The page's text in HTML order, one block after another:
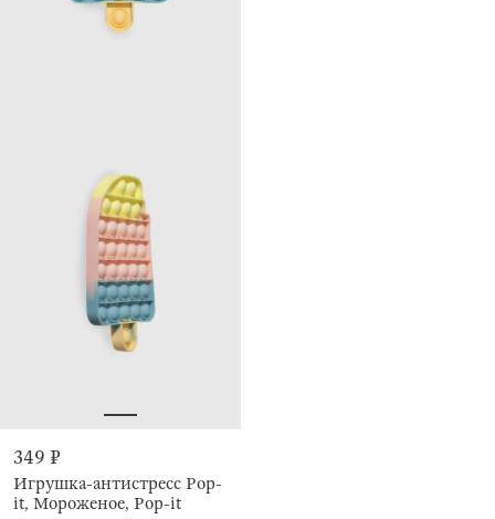
349 ₽
Игрушка-антистресс Pop-
it, Мороженое, Pop-it